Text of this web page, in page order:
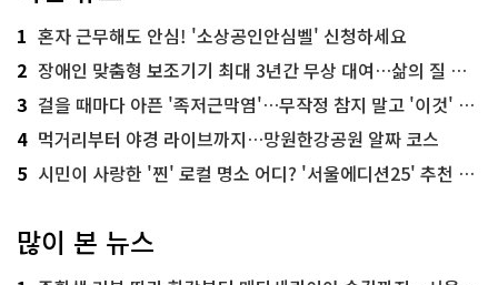
1 혼자 근무해도 안심! '소상공인안심벨' 신청하세요
2 장애인 맞춤형 보조기기 최대 3년간 무상 대여…삶의 질 높인다
3 걸을 때마다 아픈 '족저근막염'…무작정 참지 말고 '이것' 해보세요!
4 먹거리부터 야경 라이브까지…망원한강공원 알짜 코스
5 시민이 사랑한 '찐' 로컬 명소 어디? '서울에디션25' 추천 코스
많이 본 뉴스